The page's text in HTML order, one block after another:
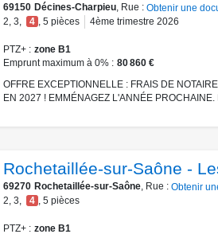
69150 Décines-Charpieu, Rue : Obtenir une
2, 3, 4 , 5 pièces 4ème trimestre 2026
PTZ+
zone B1
Emprunt maximum à 0%
80 860 €
OFFRE EXCEPTIONNELLE : FRAIS DE
EN 2027 ! EMMÉNAGEZ L'ANNÉE
Rochetaillée-sur-Saône -
69270 Rochetaillée-sur-Saône, Rue : Obtenir
2, 3, 4 , 5 pièces
PTZ+ zone B1